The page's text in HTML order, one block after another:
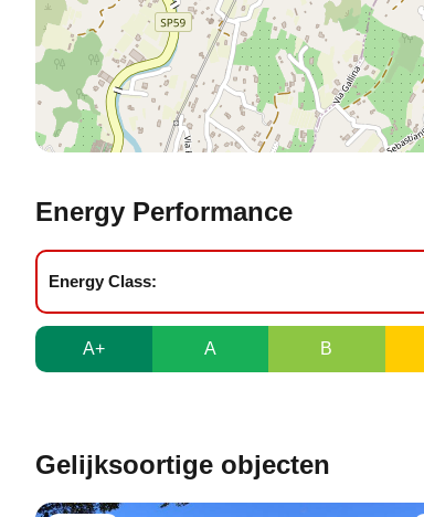
Energy Performance
Energy Class:
A+ A B
Gelijksoortige objecten